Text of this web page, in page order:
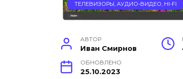
ТЕЛЕВИЗОРЫ, АУДИО-ВИДЕО, HI-FI
АВТОР
Иван Смирнов
ОБНОВЛЕНО
25.10.2023